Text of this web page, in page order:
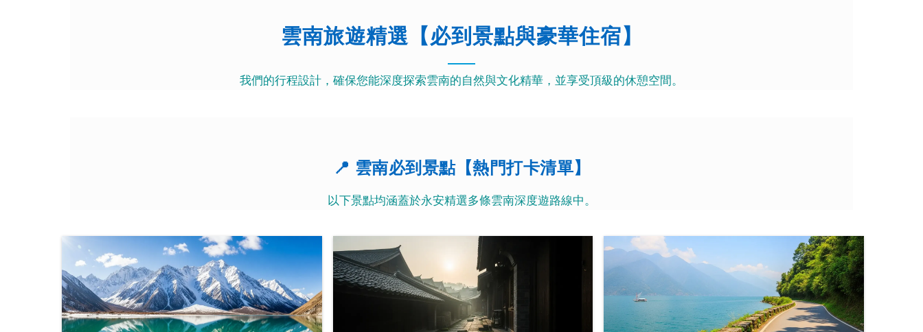
雲南旅遊精選【必到景點與豪華住宿】
我們的行程設計，確保您能深度探索雲南的自然與文化精華，並享受頂級的休憩空間。
📍 雲南必到景點【熱門打卡清單】
以下景點均涵蓋於永安精選多條雲南深度遊路線中。